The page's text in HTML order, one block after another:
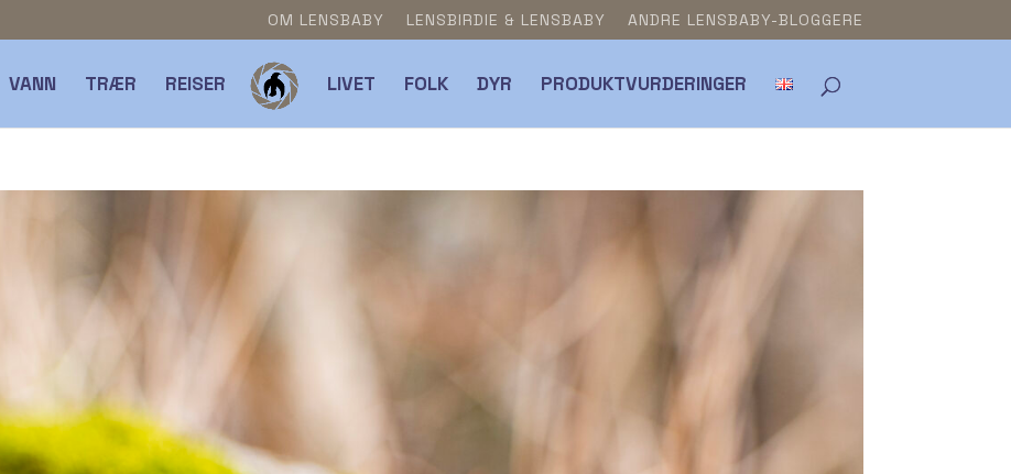
OM LENSBABY LENSBIRDIE & LENSBABY ANDRE LENSBABY-BLOGGERE
VANN TRÆR REISER LIVET FOLK DYR PRODUKTVURDERINGER